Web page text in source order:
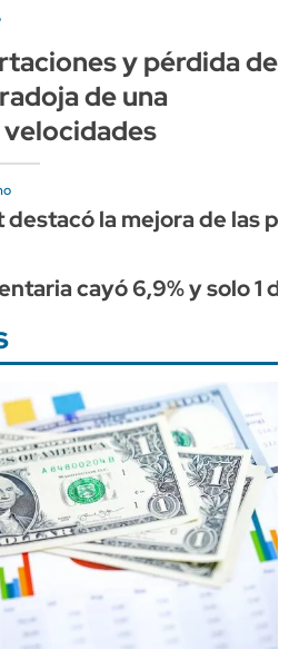
y pérdida de
de una
destacó la mejora de las
cayó 6,9% y solo 1